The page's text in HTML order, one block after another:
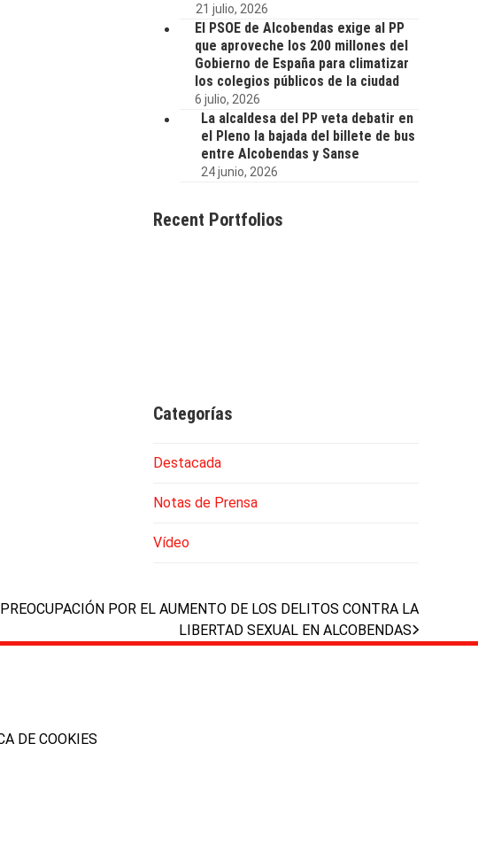
21 julio, 2026
El PSOE de Alcobendas exige al PP
que aproveche los 200 millones del
Gobierno de España para climatizar
los colegios públicos de la ciudad
6 julio, 2026
La alcaldesa del PP veta debatir en
el Pleno la bajada del billete de bus
entre Alcobendas y Sanse
24 junio, 2026
Recent Portfolios
Categorías
Destacada
Notas de Prensa
Vídeo
POR EL AUMENTO DE LOS DELITOS CONTRA LA
LIBERTAD SEXUAL EN ALCOBENDAS
DE COOKIES